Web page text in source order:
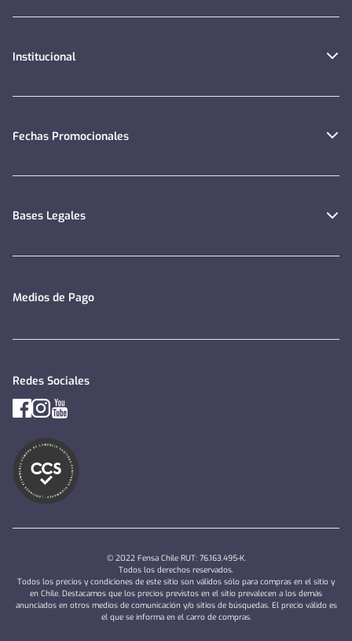
Institucional
Fechas Promocionales
Bases Legales
Medios de Pago
Redes Sociales
© 2022 Fensa Chile RUT: 76.163.495-K.
Todos los derechos reservados.
Todos los precios y condiciones de este sitio son válidos sólo para compras en el sitio y
en Chile. Destacamos que los precios previstos en el sitio prevalecen a los demás
anunciados en otros medios de comunicación y/o sitios de búsquedas. El precio válido es
el que se informa en el carro de compras.